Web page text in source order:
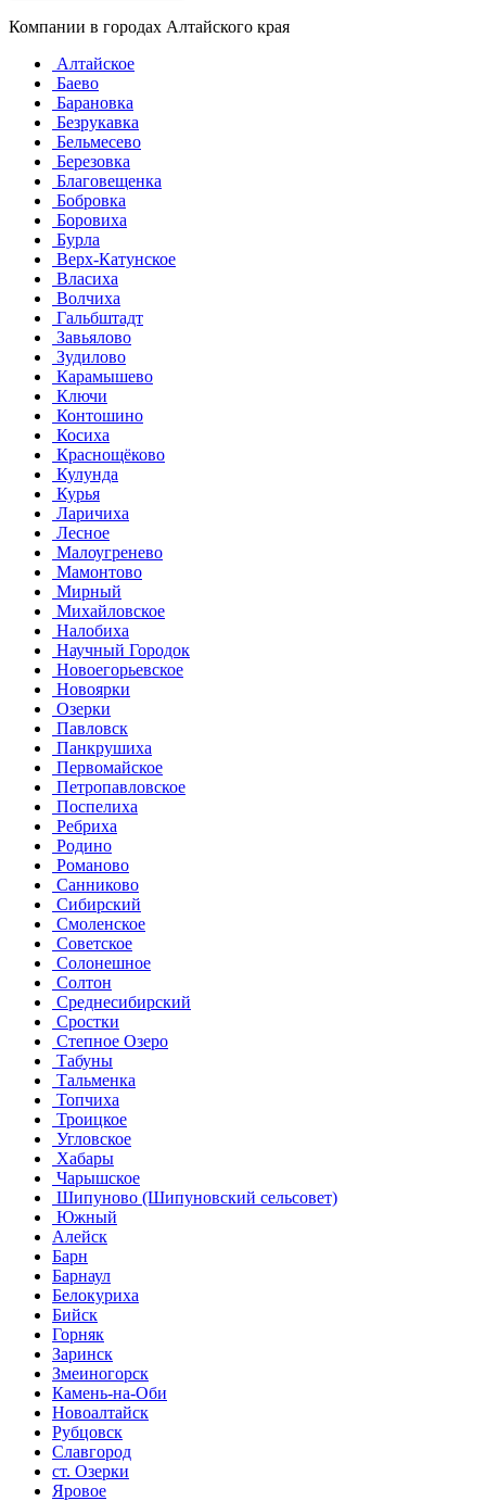
Компании в городах Алтайского края
Алтайское
Баево
Барановка
Безрукавка
Бельмесево
Березовка
Благовещенка
Бобровка
Боровиха
Бурла
Верх-Катунское
Власиха
Волчиха
Гальбштадт
Завьялово
Зудилово
Карамышево
Ключи
Контошино
Косиха
Краснощёково
Кулунда
Курья
Ларичиха
Лесное
Малоугренево
Мамонтово
Мирный
Михайловское
Налобиха
Научный Городок
Новоегорьевское
Новоярки
Озерки
Павловск
Панкрушиха
Первомайское
Петропавловское
Поспелиха
Ребриха
Родино
Романово
Санниково
Сибирский
Смоленское
Советское
Солонешное
Солтон
Среднесибирский
Сростки
Степное Озеро
Табуны
Тальменка
Топчиха
Троицкое
Угловское
Хабары
Чарышское
Шипуново (Шипуновский сельсовет)
Южный
Алейск
Барн
Барнаул
Белокуриха
Бийск
Горняк
Заринск
Змеиногорск
Камень-на-Оби
Новоалтайск
Рубцовск
Славгород
ст. Озерки
Яровое